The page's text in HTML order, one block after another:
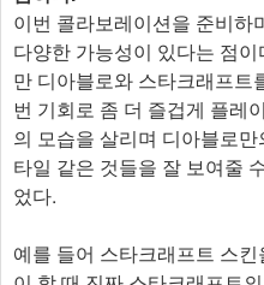
이번 콜라보레이션을 준비하
다양한 가능성이 있다는 점
만 디아블로와 스타크래프트
번 기회로 좀 더 즐겁게 플레
의 모습을 살리며 디아블로
타일 같은 것들을 잘 보여줄
었다.
예를 들어 스타크래프트 스